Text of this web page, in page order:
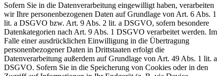
Sofern Sie in die Datenverarbeitung eingewilligt haben, verarbeiten
wir Ihre personenbezogenen Daten auf Grundlage von Art. 6 Abs. 1
lit. a DSGVO bzw. Art. 9 Abs. 2 lit. a DSGVO, sofern besondere
Datenkategorien nach Art. 9 Abs. 1 DSGVO verarbeitet werden. Im
Falle einer ausdrücklichen Einwilligung in die Übertragung
personenbezogener Daten in Drittstaaten erfolgt die
Datenverarbeitung außerdem auf Grundlage von Art. 49 Abs. 1 lit. a
DSGVO. Sofern Sie in die Speicherung von Cookies oder in den